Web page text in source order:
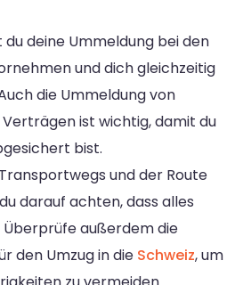
deine Ummeldung bei den
und dich gleichzeitig
die Ummeldung von
ist wichtig, damit du
bist.
und der Route
darauf achten, dass alles
außerdem die
den Umzug in die Schweiz, um